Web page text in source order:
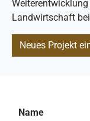
Landwirtschaft
Neues Projekt
Name